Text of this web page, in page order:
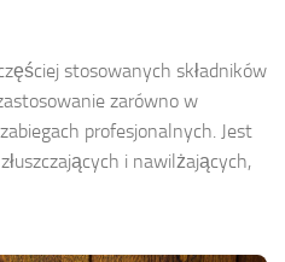
stosowanych składników
zarówno w
profesjonalnych. Jest
i nawilżających,